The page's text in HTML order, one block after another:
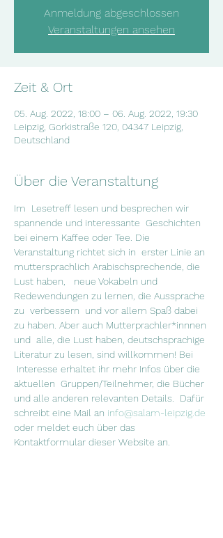
Anmeldung abgeschlossen
Veranstaltungen ansehen
Zeit & Ort
05. Aug. 2022, 18:00 – 06. Aug. 2022, 19:30
Leipzig, Gorkistraße 120, 04347 Leipzig,
Deutschland
Über die Veranstaltung
Im  Lesetreff lesen und besprechen wir
spannende und interessante  Geschichten
bei einem Kaffee oder Tee. Die
Veranstaltung richtet sich in  erster Linie an
muttersprachlich Arabischsprechende, die
Lust haben,   neue Vokabeln und
Redewendungen zu lernen, die Aussprache
zu  verbessern  und vor allem Spaß dabei
zu haben. Aber auch Mutterprachler*innnen
und  alle, die Lust haben, deutschsprachige
Literatur zu lesen, sind willkommen! Bei
Interesse erhaltet ihr mehr Infos über die
aktuellen  Gruppen/Teilnehmer, die Bücher
und alle anderen relevanten Details.  Dafür
schreibt eine Mail an info@salam-leipzig.de
oder meldet euch über das
Kontaktformular dieser Website an.